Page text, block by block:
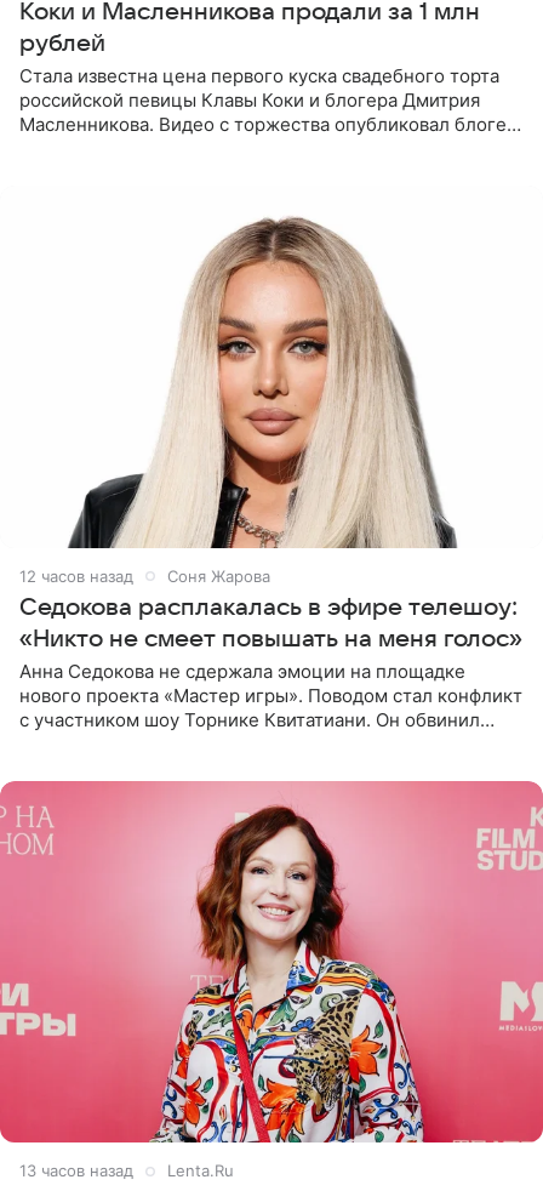
Коки и Масленникова продали за 1 млн
рублей
Стала известна цена первого куска свадебного торта
российской певицы Клавы Коки и блогера Дмитрия
Масленникова. Видео с торжества опубликовал блогер
12 часов назад Соня Жарова
Седокова расплакалась в эфире телешоу:
«Никто не смеет повышать на меня голос»
Анна Седокова не сдержала эмоции на площадке
нового проекта «Мастер игры». Поводом стал конфликт
с участником шоу Торнике Квитатиани. Он обвинил
13 часов назад Lenta.Ru